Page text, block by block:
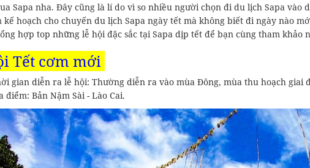
Sapa nha. Đây cũng là lí do vì so nhiều người chọn đi du lịch Sapa vào
kế hoạch cho chuyến du lịch Sapa ngày tết mà không biết đi ngày nào
hợp top những lễ hội đặc sắc tại Sapa dịp tết để bạn cùng tham khảo
Tết cơm mới
gian diễn ra lễ hội: Thường diễn ra vào mùa Đông, mùa thu hoạch giai
điểm: Bản Nậm Sài - Lào Cai.